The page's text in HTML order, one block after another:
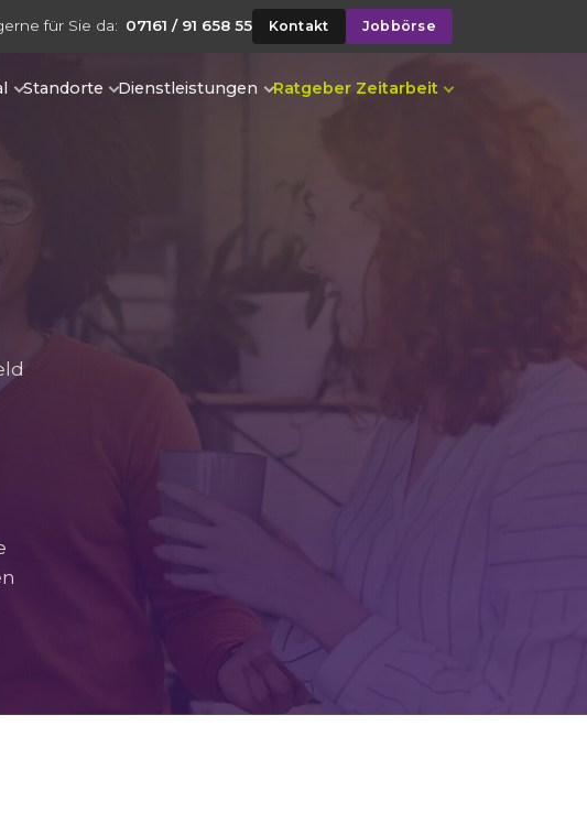
für Sie da: 07161 / 91 658 55 Kontakt Jobbörse
Standorte Dienstleistungen Ratgeber Zeitarbeit